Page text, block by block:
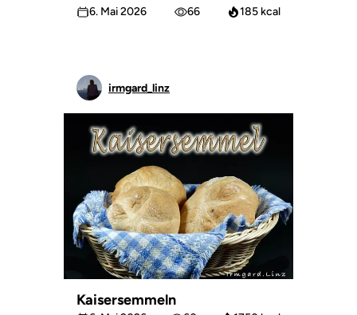
6. Mai 2026 66 185 kcal
irmgard_linz
Kaisersemmeln